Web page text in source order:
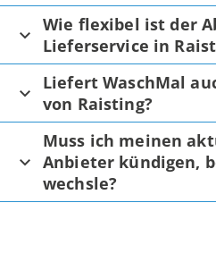
Wie flexibel ist der
Lieferservice in
Liefert WaschMal
von Raisting?
Muss ich meinen
Anbieter kündigen,
wechsle?